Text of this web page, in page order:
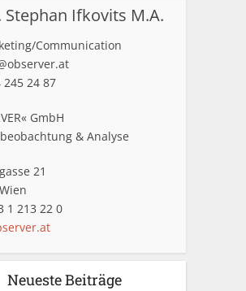
Stephan Ifkovits M.A.
Communication
245 24 87
GmbH
& Analyse
21
1 213 22 0
Neueste Beiträge